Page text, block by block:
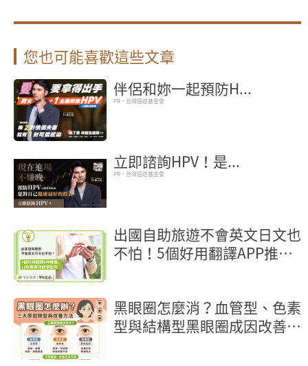
您也可能喜歡這些文章
伴侶和妳一起預防H...
PR・台灣癌症基金會
立即諮詢HPV！是...
PR・台灣癌症基金會
出國自助旅遊不會英文日文也
不怕！5個好用翻譯APP推
黑眼圈怎麼消？血管型、色素
型與結構型黑眼圈成因改善方